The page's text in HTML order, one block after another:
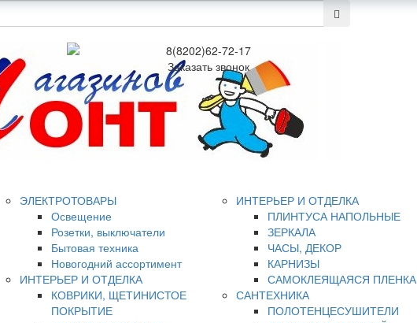
8(8202)62-72-17
Заказать звонок
ЭЛЕКТРОТОВАРЫ
Освещение
Розетки, выключатели
Бытовая техника
Новогодний ассортимент
ИНТЕРЬЕР И ОТДЕЛКА
КОВРИКИ, ЩЕТИНИСТОЕ
ПОКРЫТИЕ
ИНТЕРЬЕР И ОТДЕЛКА
ПЛИНТУСА НАПОЛЬНЫЕ
ЗЕРКАЛА
ЧАСЫ, ДЕКОР
КАРНИЗЫ
САМОКЛЕЯЩАЯСЯ ПЛЕНКА
САНТЕХНИКА
ПОЛОТЕНЦЕСУШИТЕЛИ